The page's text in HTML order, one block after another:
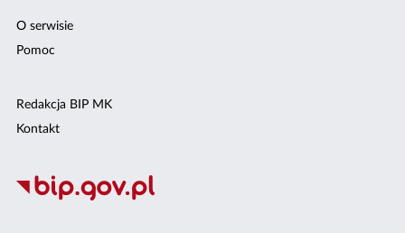
O serwisie
Pomoc
Redakcja BIP MK
Kontakt